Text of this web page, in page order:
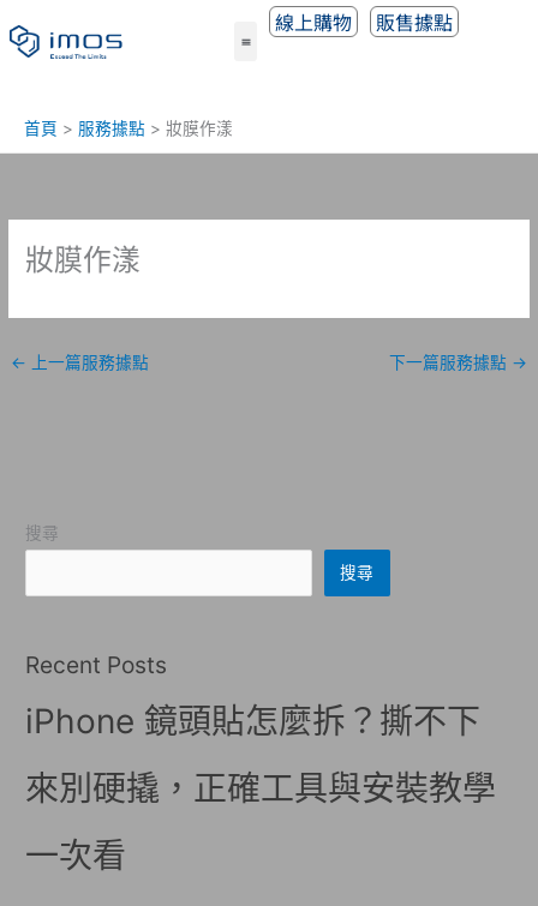
至
線上購物 販售據點
首頁 服務據點 妝膜作漾
妝膜作漾
← 上一篇服務據點 下一篇服務據點 →
搜尋
搜尋
Recent Posts
iPhone 鏡頭貼怎麼拆？撕不下
來別硬撬，正確工具與安裝教學
一次看